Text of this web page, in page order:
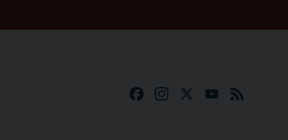
FacebookInstagramYouTube